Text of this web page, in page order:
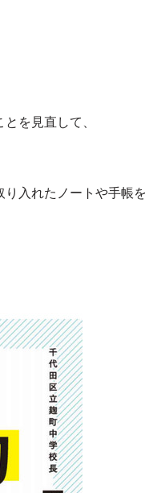
を見直して、
入れたノートや手帳